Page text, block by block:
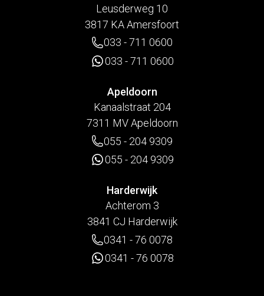
Leusderweg 10
3817 KA Amersfoort
033 - 711 0600
033 - 711 0600
Apeldoorn
Kanaalstraat 204
7311 MV Apeldoorn
055 - 204 9309
055 - 204 9309
Harderwijk
Achterom 3
3841 CJ Harderwijk
0341 - 76 0078
0341 - 76 0078